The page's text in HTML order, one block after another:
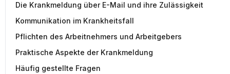
Die Krankmeldung über E-Mail und ihre Zulässigkeit
Kommunikation im Krankheitsfall
Pflichten des Arbeitnehmers und Arbeitgebers
Praktische Aspekte der Krankmeldung
Häufig gestellte Fragen